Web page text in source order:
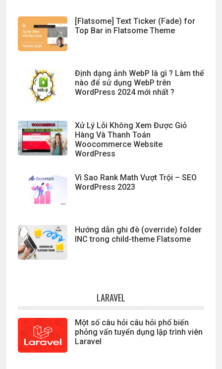
[Flatsome] Text Ticker (Fade) for
Top Bar in Flatsome Theme
Định dạng ảnh WebP là gì ? Làm thế
nào để sử dụng WebP trên
WordPress 2024 mới nhất ?
Xử Lý Lỗi Không Xem Được Giỏ
Hàng Và Thanh Toán
Woocommerce Website
WordPress
Vì Sao Rank Math Vượt Trội – SEO
WordPress 2023
Hướng dẫn ghi đè (override) folder
INC trong child-theme Flatsome
LARAVEL
Một số câu hỏi câu hỏi phổ biến
phỏng vấn tuyển dụng lập trình viên
Laravel